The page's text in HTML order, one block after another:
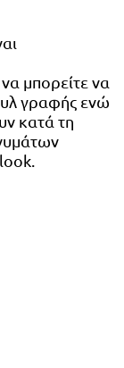
μπορείτε να
γραφής ενώ
κατά τη